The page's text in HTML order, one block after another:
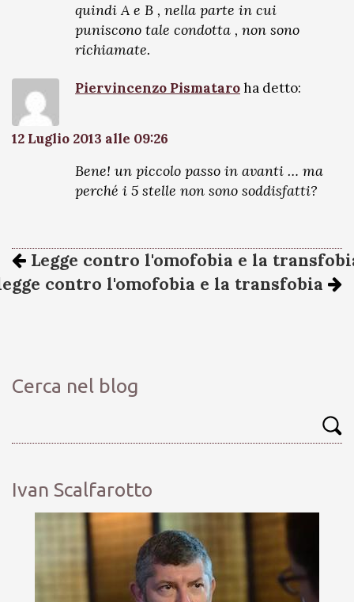
quindi A e B , nella parte in cui
puniscono tale condotta , non sono
richiamate.
Piervincenzo Pismataroha detto:
12 Luglio 2013 alle 09:26
Bene! un piccolo passo in avanti … ma
perché i 5 stelle non sono soddisfatti?
Legge contro l'omofobia e la
contro l'omofobia e la transfobia
Cerca nel blog
Ivan Scalfarotto